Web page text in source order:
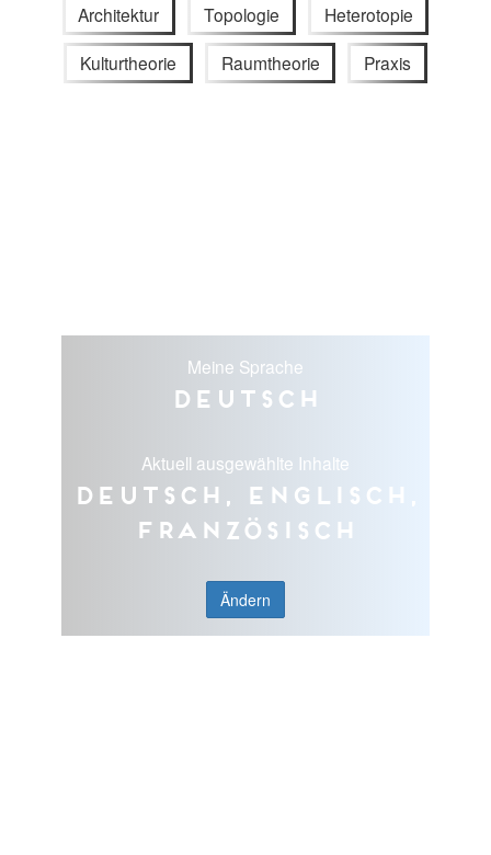
Architektur Topologie Heterotopie
Kulturtheorie Raumtheorie Praxis
Meine Sprache
Deutsch
Aktuell ausgewählte Inhalte
Deutsch, Englisch,
Französisch
Ändern